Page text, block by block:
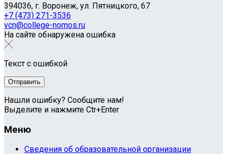
394036, г. Воронеж, ул. Пятницкого, 67
+7 (473) 271-3536
vcn@college-nomos.ru
На сайте обнаружена ошибка
Текст с ошибкой
Нашли ошибку? Сообщите нам!
Выделите и нажмите Ctr+Enter
Меню
Сведения об образовательной организации